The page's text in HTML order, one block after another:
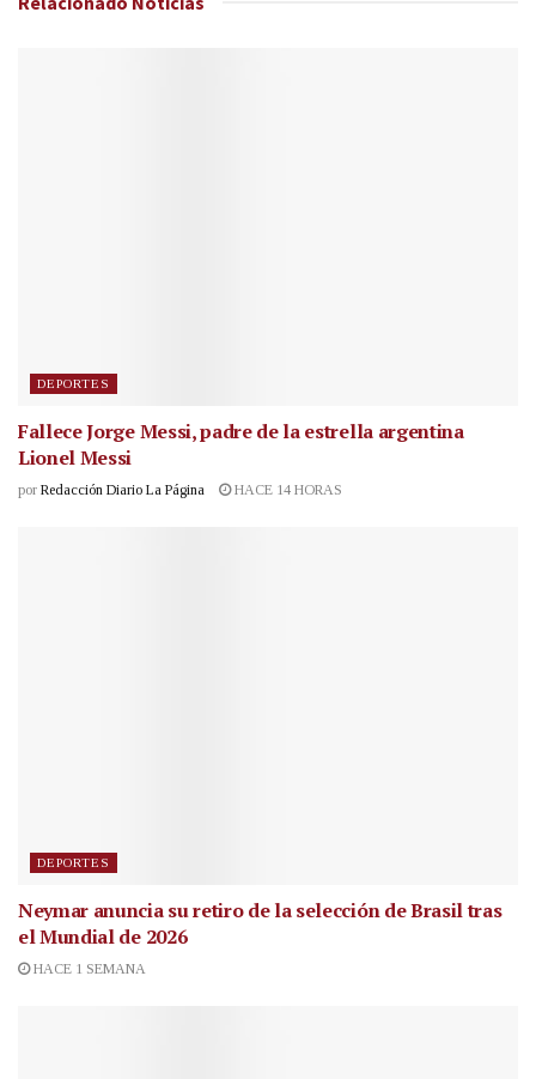
DEPORTES
Fallece Jorge Messi, padre de la estrella argentina
Lionel Messi
por Redacción Diario La Página HACE 14 HORAS
DEPORTES
Neymar anuncia su retiro de la selección de Brasil tras
el Mundial de 2026
HACE 1 SEMANA